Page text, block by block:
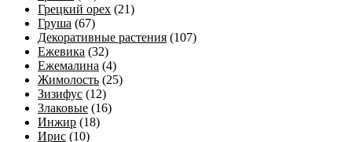
Грецкий орех (21)
Груша (67)
Декоративные растения (107)
Ежевика (32)
Ежемалина (4)
Жимолость (25)
Зизифус (12)
Злаковые (16)
Инжир (18)
Ирис (10)